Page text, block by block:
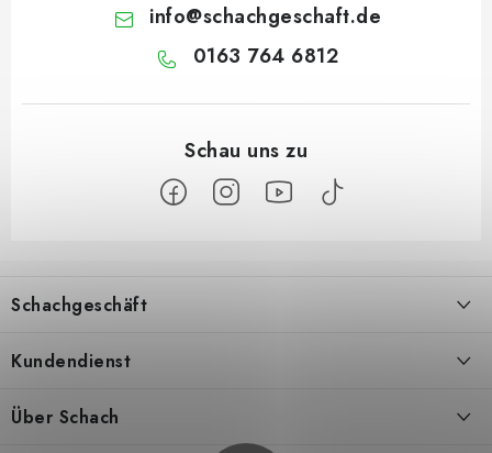
info@schachgeschaft.de
0163 764 6812
ß
z
e
Schachgeschäft
Kontakt
Kundendienst
Geschäftsbedingungen
Über Schach